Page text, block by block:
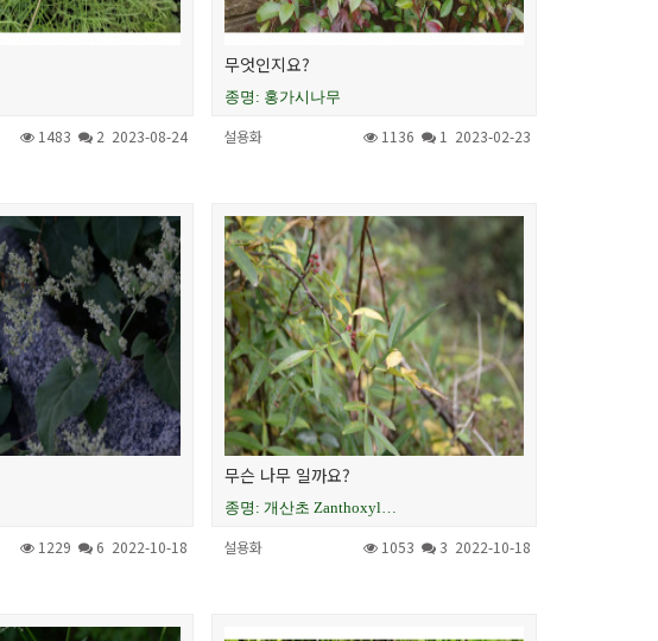
1483 2 2023-08-24
무엇인지요?
종명: 홍가시나무
설용화 1136 1 2023-02-23
1229 6 2022-10-18
무슨 나무 일까요?
종명: 개산초 Zanthoxyl…
설용화 1053 3 2022-10-18